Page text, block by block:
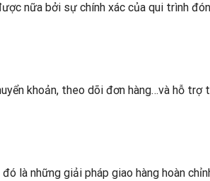
nữa bởi sự chính xác của qui trình
khoản, theo dõi đơn hàng…và hỗ trợ
là những giải pháp giao hàng hoàn